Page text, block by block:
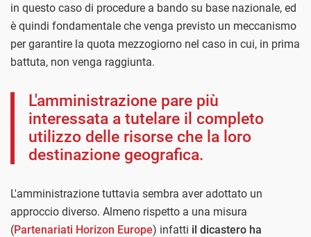
in questo caso di procedure a bando su base nazionale, ed
è quindi fondamentale che venga previsto un meccanismo
per garantire la quota mezzogiorno nel caso in cui, in prima
battuta, non venga raggiunta.
L'amministrazione pare più
interessata a tutelare il completo
utilizzo delle risorse che la loro
destinazione geografica.
L'amministrazione tuttavia sembra aver adottato un
approccio diverso. Almeno rispetto a una misura
(Partenariati Horizon Europe) infatti il dicastero ha